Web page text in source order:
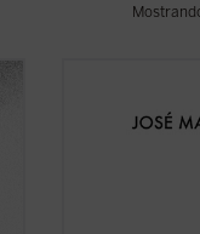
identidad